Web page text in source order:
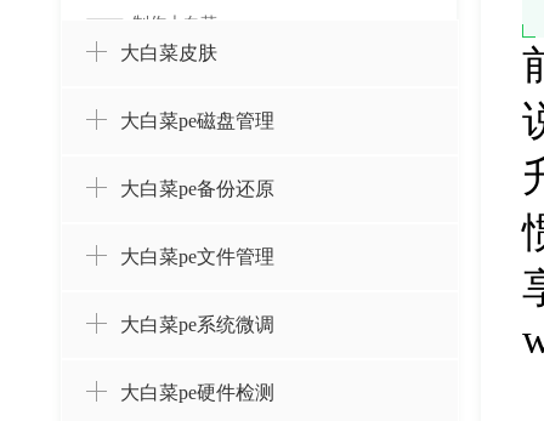
制作大白菜
大白菜皮肤
大白菜pe磁盘管理
大白菜pe备份还原
大白菜pe文件管理
大白菜pe系统微调
大白菜pe硬件检测